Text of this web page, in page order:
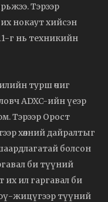
Тэрээр
нокаут хийсэн
11-г нь техникийн
турш өчиг
ADXC-ийн үеэр
Тэрээр Орост
хөлний дайралтыг
болсон
би түүний
их ил гаргавал би
жицүгээр түүний